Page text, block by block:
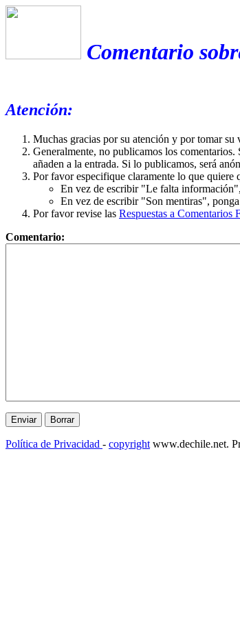
Comentario
Atención:
Muchas gracias por su atención y por tomar
Generalmente, no publicamos los
añaden a la entrada. Si lo publicamos, será
Por favor especifique claramente lo que quiere
En vez de escribir "Le falta
En vez de escribir "Son mentiras",
Por favor revise las Respuestas a Comentarios
Comentario:
Política de Privacidad - copyright www.dechile.net.